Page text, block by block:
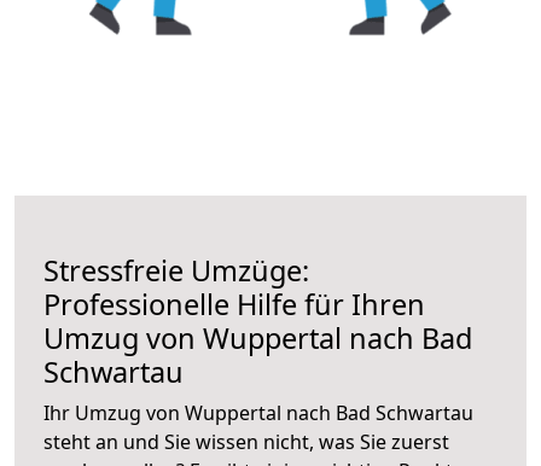
Stressfreie Umzüge:
Professionelle Hilfe für Ihren
Umzug von Wuppertal nach Bad
Schwartau
Ihr Umzug von Wuppertal nach Bad Schwartau
steht an und Sie wissen nicht, was Sie zuerst